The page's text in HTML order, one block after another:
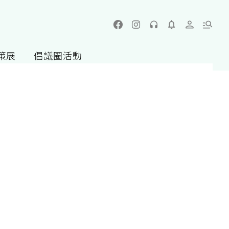
展 倡議圈活動